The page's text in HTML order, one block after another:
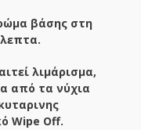
βάσης στη
λιμάρισμα,
από τα νύχια
Wipe Off.